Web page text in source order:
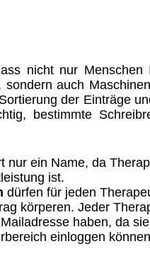
nicht nur Menschen
sondern auch
der Einträge
bestimmte
nur ein Name, da
ist.
dürfen für jeden
körperen. Jeder
haben, da
einloggen